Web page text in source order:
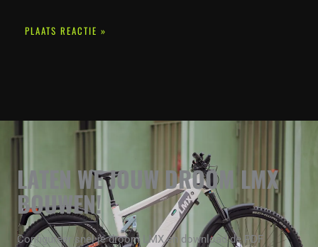
LATEN WE JOUW DROOM LMX
BOUWEN!
Configureer snel je droom LMX en download de PDF